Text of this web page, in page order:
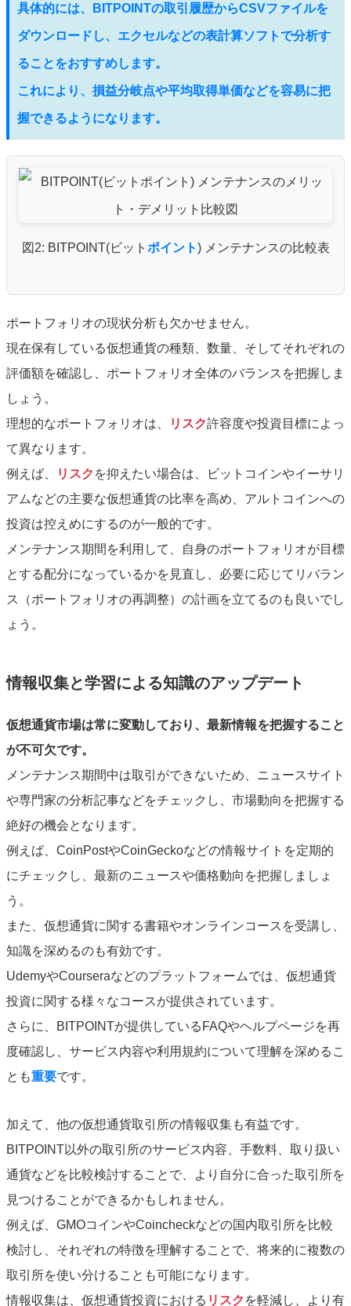
具体的には、BITPOINTの取引履歴からCSVファイルを
ダウンロードし、エクセルなどの表計算ソフトで分析す
ることをおすすめします。
これにより、損益分岐点や平均取得単価などを容易に把
握できるようになります。
図2: BITPOINT(ビット ポイント) メンテナンスの比較表
ポートフォリオの現状分析も欠かせません。
現在保有している仮想通貨の種類、数量、そしてそれぞれの
評価額を確認し、ポートフォリオ全体のバランスを把握しま
しょう。
理想的なポートフォリオは、
リスク許容度や投資目標によっ
て異なります。
例えば、
リスク を抑えたい場合は、ビットコインやイーサリ
アムなどの主要な仮想通貨の比率を高め、アルトコインへの
投資は控えめにするのが一般的です。
メンテナンス期間を利用して、自身のポートフォリオが目標
とする配分になっているかを見直し、必要に応じてリバラン
ス（ポートフォリオの再調整）の計画を立てるのも良いでし
ょう。
情報収集と学習による知識のアップデート
仮想通貨市場は常に変動しており、最新情報を把握すること
が不可欠です。
メンテナンス期間中は取引ができないため、ニュースサイト
や専門家の分析記事などをチェックし、市場動向を把握する
絶好の機会となります。
例えば、CoinPostやCoinGeckoなどの情報サイトを定期的
にチェックし、最新のニュースや価格動向を把握しましょ
う。
また、仮想通貨に関する書籍やオンラインコースを受講し、
知識を深めるのも有効です。
UdemyやCourseraなどのプラットフォームでは、仮想通貨
投資に関する様々なコースが提供されています。
さらに、BITPOINTが提供しているFAQやヘルプページを再
度確認し、サービス内容や利用規約について理解を深めるこ
とも重要です。
加えて、他の仮想通貨取引所の情報収集も有益です。
BITPOINT以外の取引所のサービス内容、手数料、取り扱い
通貨などを比較検討することで、より自分に合った取引所を
見つけることができるかもしれません。
例えば、GMOコインやCoincheckなどの国内取引所を比較
検討し、それぞれの特徴を理解することで、将来的に複数の
取引所を使い分けることも可能になります。
情報収集は、仮想通貨投資における リスク を軽減し、より有